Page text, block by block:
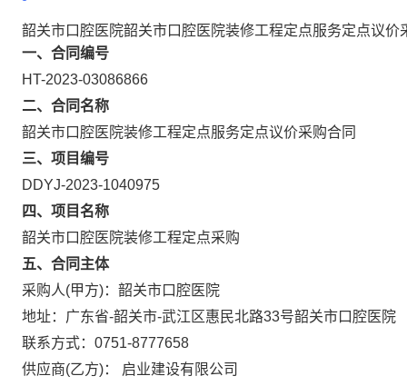
韶关市口腔医院韶关市口腔医院装修工程定点服务定点议价
一、合同编号
HT-2023-03086866
二、合同名称
韶关市口腔医院装修工程定点服务定点议价采购合同
三、项目编号
DDYJ-2023-1040975
四、项目名称
韶关市口腔医院装修工程定点采购
五、合同主体
采购人(甲方)：韶关市口腔医院
地址：广东省-韶关市-武江区惠民北路33号韶关市口腔医院
联系方式：0751-8777658
供应商(乙方)： 启业建设有限公司